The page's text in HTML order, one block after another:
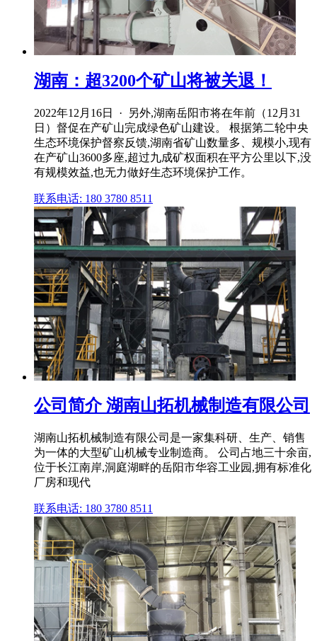
湖南：超3200个矿山将被关退！
2022年12月16日 · 另外,湖南岳阳市将在年前（12月31
日）督促在产矿山完成绿色矿山建设。 根据第二轮中央
生态环境保护督察反馈,湖南省矿山数量多、规模小,现有
在产矿山3600多座,超过九成矿权面积在平方公里以下,没
有规模效益,也无力做好生态环境保护工作。
联系电话: 180 3780 8511
公司简介 湖南山拓机械制造有限公司
湖南山拓机械制造有限公司是一家集科研、生产、销售
为一体的大型矿山机械专业制造商。 公司占地三十余亩,
位于长江南岸,洞庭湖畔的岳阳市华容工业园,拥有标准化
厂房和现代
联系电话: 180 3780 8511